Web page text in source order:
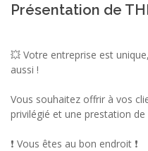
Présentation de
💥 Votre entreprise est
aussi !
Vous souhaitez offrir à vos
privilégié et une prestation de
❗ Vous êtes au bon endroit ❗